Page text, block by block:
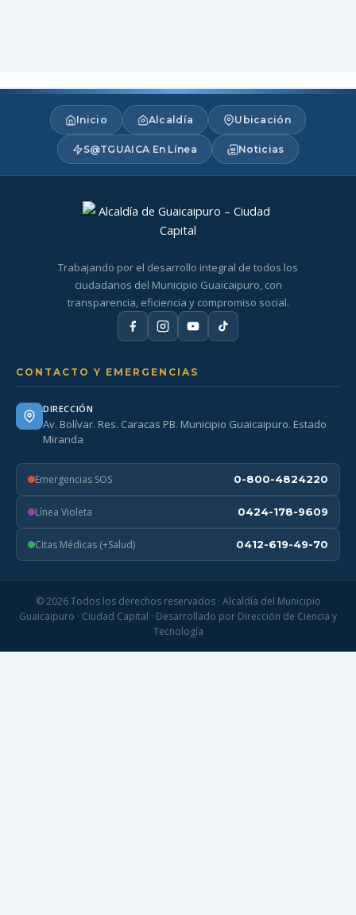
Inicio Alcaldía Ubicación
S@TGUAICA En Línea Noticias
Trabajando por el desarrollo integral de todos los
ciudadanos del Municipio Guaicaipuro, con
transparencia, eficiencia y compromiso social.
CONTACTO Y EMERGENCIAS
DIRECCIÓN
Av. Bolívar. Res. Caracas PB. Municipio Guaicaipuro. Estado
Miranda
Emergencias SOS 0-800-4824220
Línea Violeta 0424-178-9609
Citas Médicas (+Salud) 0412-619-49-70
© 2026 Todos los derechos reservados · Alcaldía del Municipio
Guaicaipuro · Ciudad Capital · Desarrollado por Dirección de Ciencia y
Tecnología